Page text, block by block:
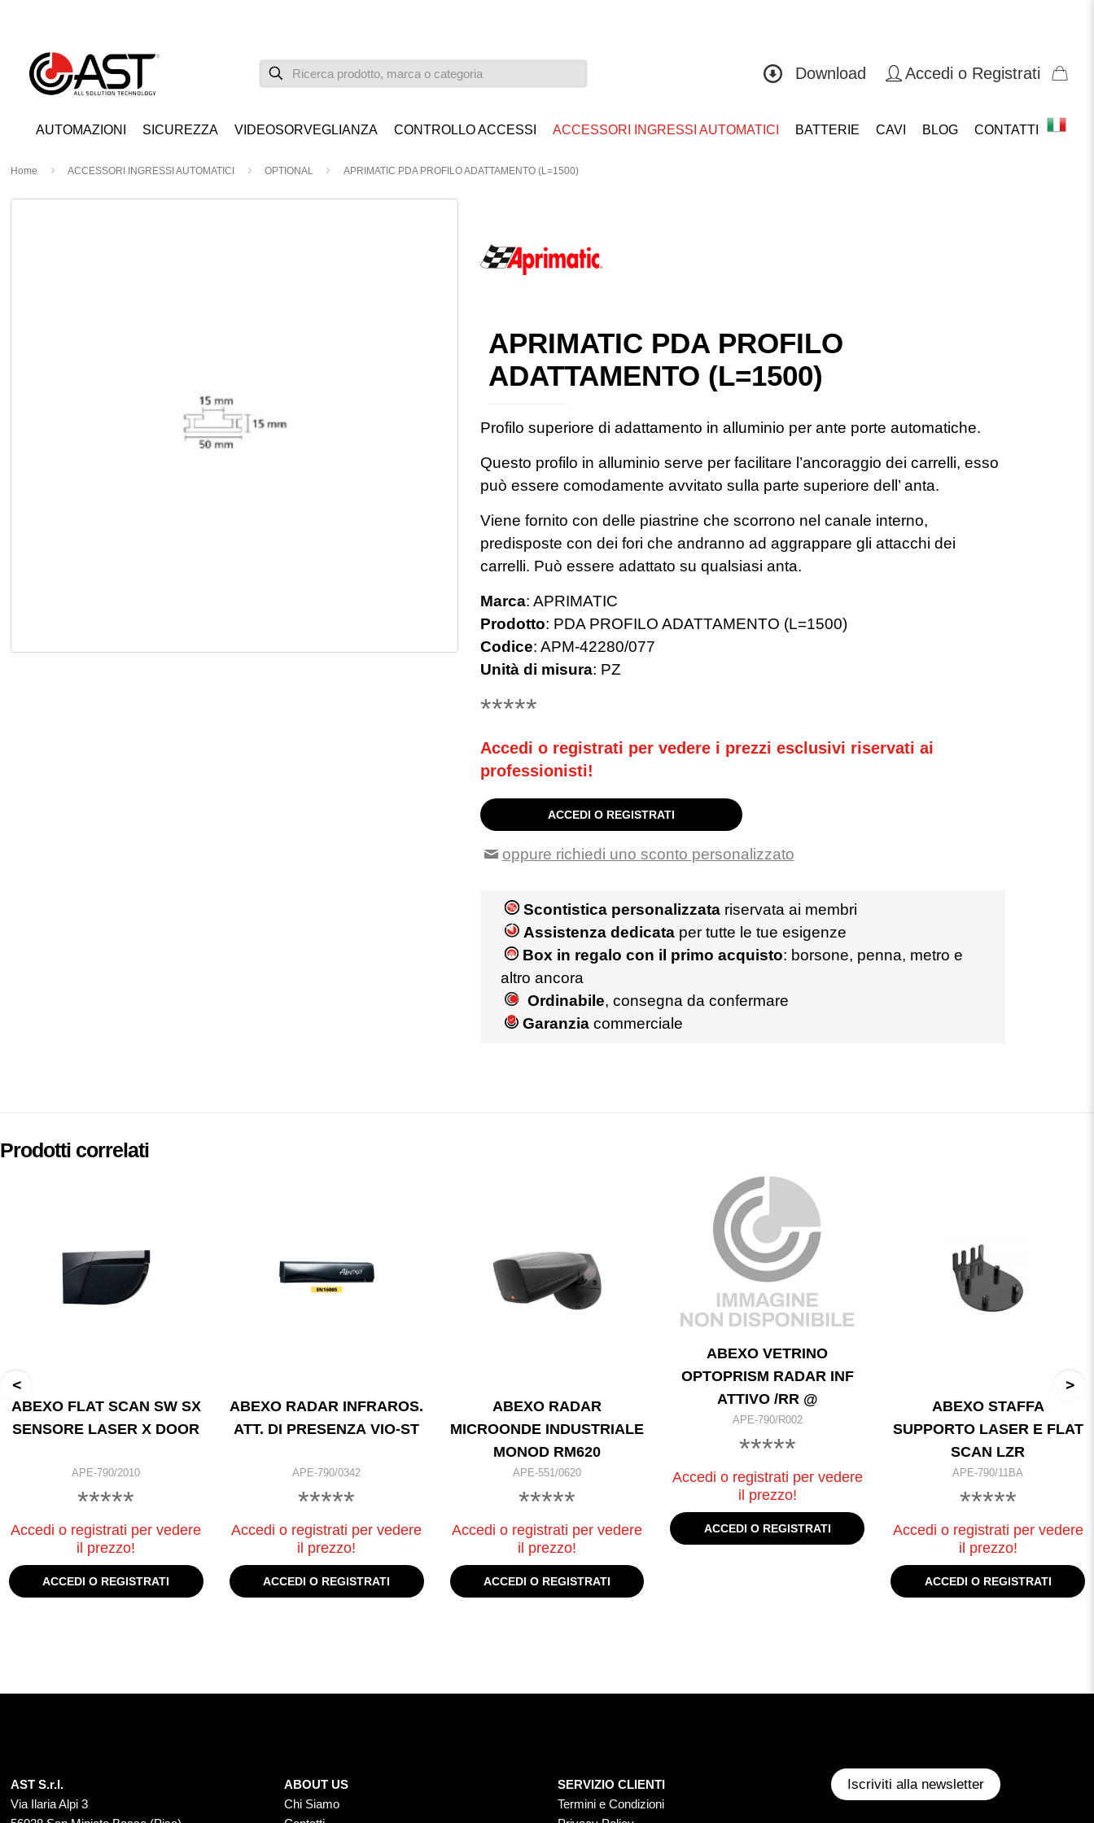
Download Accedi o Registrati
AUTOMAZIONI SICUREZZA VIDEOSORVEGLIANZA CONTROLLO ACCESSI ACCESSORI INGRESSI AUTOMATICI BATTERIE CAVI BLOG CONTATTI
Home ACCESSORI INGRESSI AUTOMATICI OPTIONAL APRIMATIC PDA PROFILO ADATTAMENTO (L=1500)
APRIMATIC PDA PROFILO
ADATTAMENTO (L=1500)
Profilo superiore di adattamento in alluminio per ante porte automatiche.
Questo profilo in alluminio serve per facilitare l’ancoraggio dei carrelli, esso
può essere comodamente avvitato sulla parte superiore dell’ anta.
Viene fornito con delle piastrine che scorrono nel canale interno,
predisposte con dei fori che andranno ad aggrappare gli attacchi dei
carrelli. Può essere adattato su qualsiasi anta.
Marca: APRIMATIC
Prodotto: PDA PROFILO ADATTAMENTO (L=1500)
Codice: APM-42280/077
Unità di misura: PZ
*****
Accedi o registrati per vedere i prezzi esclusivi riservati ai
professionisti!
ACCEDI O REGISTRATI
oppure richiedi uno sconto personalizzato
Scontistica personalizzatariservata ai membri
Assistenza dedicataper tutte le tue esigenze
Box in regalo con il primo acquisto: borsone, penna, metro e
altro ancora
Ordinabile, consegna da confermare
Garanziacommerciale
Prodotti correlati
ABEXO FLAT SCAN SW SX
SENSORE LASER X DOOR
APE-790/2010
*****
Accedi o registrati per vedere
il prezzo!
ACCEDI O REGISTRATI
ABEXO RADAR INFRAROS.
ATT. DI PRESENZA VIO-ST
APE-790/0342
*****
Accedi o registrati per vedere
il prezzo!
ACCEDI O REGISTRATI
ABEXO RADAR
MICROONDE INDUSTRIALE
MONOD RM620
APE-551/0620
*****
Accedi o registrati per vedere
il prezzo!
ACCEDI O REGISTRATI
ABEXO VETRINO
OPTOPRISM RADAR INF
ATTIVO /RR @
APE-790/R002
*****
Accedi o registrati per vedere
il prezzo!
ACCEDI O REGISTRATI
ABEXO STAFFA
SUPPORTO LASER E FLAT
SCAN LZR
APE-790/11BA
*****
Accedi o registrati per vedere
il prezzo!
ACCEDI O REGISTRATI
AST S.r.l.
Via Ilaria Alpi 3
ABOUT US
Chi Siamo
SERVIZIO CLIENTI
Termini e Condizioni
Iscriviti alla newsletter